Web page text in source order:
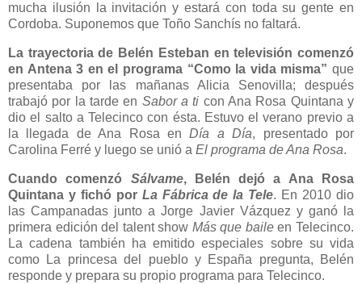
mucha ilusión la invitación y estará con toda su gente en
Cordoba. Suponemos que Toño Sanchís no faltará.
La trayectoria de Belén Esteban en televisión comenzó
en Antena 3 en el programa “Como la vida misma” que
presentaba por las mañanas Alicia Senovilla; después
trabajó por la tarde en Sabor a ti con Ana Rosa Quintana y
dio el salto a Telecinco con ésta. Estuvo el verano previo a
la llegada de Ana Rosa enDía a Día, presentado por
Carolina Ferré y luego se unió a El programa de Ana Rosa.
Cuando comenzó Sálvame, Belén dejó a Ana Rosa
Quintana y fichó por La Fábrica de la Tele. En 2010 dio
las Campanadas junto a Jorge Javier Vázquez y ganó la
primera edición del talent show Más que baileen Telecinco.
La cadena también ha emitido especiales sobre su vida
como La princesa del pueblo y España pregunta, Belén
responde y prepara su propio programa para Telecinco.